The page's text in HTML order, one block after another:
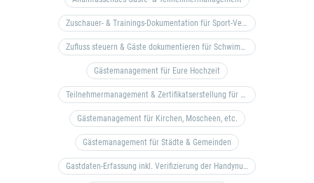
Zuschauer- & Trainings-Dokumentation für Sport-Vereine
Zufluss steuern & Gäste dokumentieren für Schwimm- & Freibäder
Gästemanagement für Eure Hochzeit
Teilnehmermanagement & Zertifikatserstellung für Bildungseinrichtungen, Coaches, etc.
Gästemanagement für Kirchen, Moscheen, etc.
Gästemanagement für Städte & Gemeinden
Gastdaten-Erfassung inkl. Verifizierung der Handynummer & Zuflussteuerung